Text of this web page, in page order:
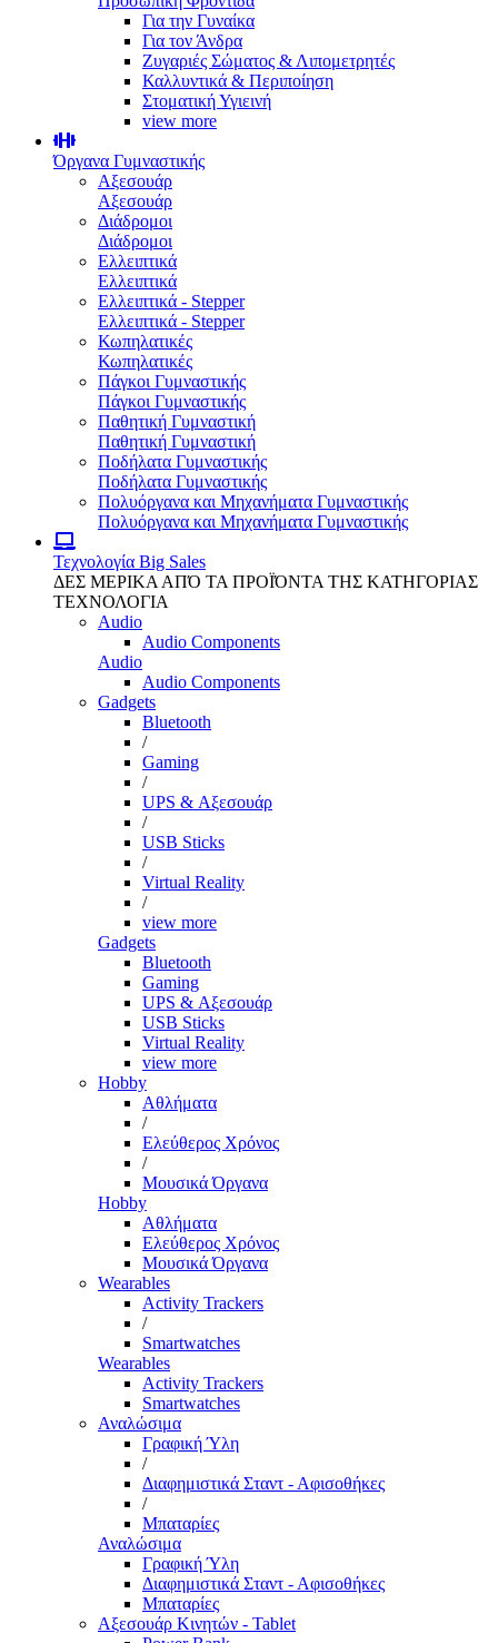
Για την Γυναίκα
Για τον Άνδρα
Ζυγαριές Σώματος & Λιπομετρητές
Καλλυντικά & Περιποίηση
Στοματική Υγιεινή
view more
Όργανα Γυμναστικής
Αξεσουάρ
Αξεσουάρ
Διάδρομοι
Διάδρομοι
Ελλειπτικά
Ελλειπτικά
Ελλειπτικά - Stepper
Ελλειπτικά - Stepper
Κωπηλατικές
Κωπηλατικές
Πάγκοι Γυμναστικής
Πάγκοι Γυμναστικής
Παθητική Γυμναστική
Παθητική Γυμναστική
Ποδήλατα Γυμναστικής
Ποδήλατα Γυμναστικής
Πολυόργανα και Μηχανήματα Γυμναστικής
Πολυόργανα και Μηχανήματα Γυμναστικής
Τεχνολογία Big Sales
ΔΕΣ ΜΕΡΙΚΑ ΑΠΌ ΤΑ ΠΡΟΪΌΝΤΑ ΤΗΣ ΚΑΤΗΓΟΡΙΑΣ
ΤΕΧΝΟΛΟΓΙΑ
Audio
Audio Components
Audio
Audio Components
Gadgets
Bluetooth
/
Gaming
/
UPS & Αξεσουάρ
/
USB Sticks
/
Virtual Reality
/
view more
Gadgets
Bluetooth
Gaming
UPS & Αξεσουάρ
USB Sticks
Virtual Reality
view more
Hobby
Αθλήματα
/
Ελεύθερος Χρόνος
/
Μουσικά Όργανα
Hobby
Αθλήματα
Ελεύθερος Χρόνος
Μουσικά Όργανα
Wearables
Activity Trackers
/
Smartwatches
Wearables
Activity Trackers
Smartwatches
Αναλώσιμα
Γραφική Ύλη
/
Διαφημιστικά Σταντ - Αφισοθήκες
/
Μπαταρίες
Αναλώσιμα
Γραφική Ύλη
Διαφημιστικά Σταντ - Αφισοθήκες
Μπαταρίες
Αξεσουάρ Κινητών - Tablet